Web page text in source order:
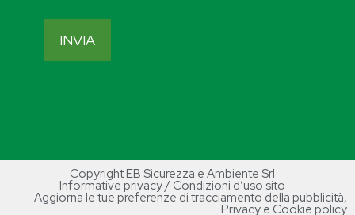
Copyright EB Sicurezza e Ambiente Srl
Informative privacy / Condizioni d’uso sito
Aggiorna le tue preferenze di tracciamento della pubblicità,
Privacy e Cookie policy